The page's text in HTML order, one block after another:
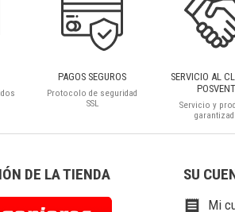
PAGOS SEGUROS
Protocolo de seguridad
SSL
SERVICIO AL
Servicio y
DE LA TIENDA SU
 Mi